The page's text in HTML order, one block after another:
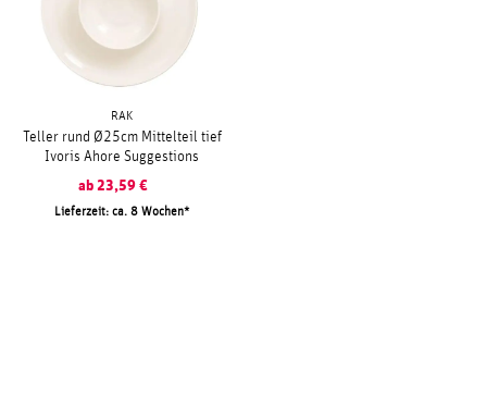
RAK
Teller rund Ø25cm Mittelteil tief
Ivoris Ahore Suggestions
ab 23,59 €
Lieferzeit: ca. 8 Wochen